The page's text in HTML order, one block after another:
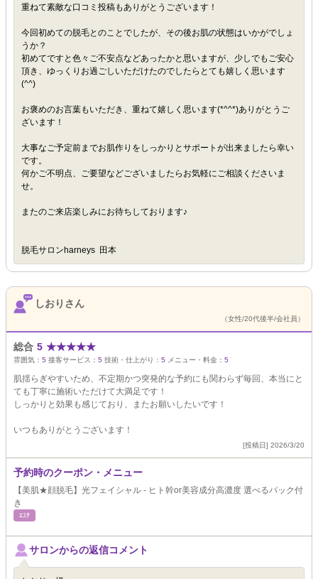
重ねて素敵な口コミ投稿もありがとうございます！
今回初めての脱毛とのことでしたが、その後お肌の状態はいかがでしょ
うか？
初めてですと色々ご不安点などあったかと思いますが、少しでもご安心
頂き、ゆっくりお過ごしいただけたのでしたらとても嬉しく思います
(^^)
お褒めのお言葉もいただき、重ねて嬉しく思います(*^^*)ありがとうご
ざいます！
大事なご予定前までお肌作りをしっかりとサポートが出来ましたら幸い
です。
何かご不明点、ご要望などございましたらお気軽にご相談くださいま
せ。
またのご来店楽しみにお待ちしております♪
脱毛サロンharneys 田本
しおりさん
（女性/20代後半/会社員）
総合 5 ★★★★★
雰囲気： 5 接客サービス： 5 技術・仕上がり： 5 メニュー・料金： 5
肌揺らぎやすいため、不定期かつ突発的な予約にも関わらず毎回、本当にと
ても丁寧に施術いただけて大満足です！
しっかりと効果も感じており、またお願いしたいです！
いつもありがとうございます！
[投稿日] 2026/3/20
予約時のクーポン・メニュー
【美肌★顔脱毛】光フェイシャル - ヒト幹or美容成分高濃度 選べるパック付
き
ｴｽﾃ
サロンからの返信コメント